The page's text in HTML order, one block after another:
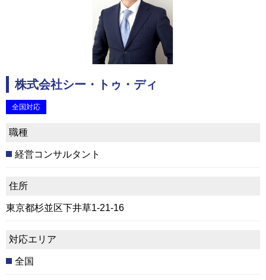
株式会社シー・トゥ・ディ
全国対応
職種
経営コンサルタント
住所
東京都杉並区下井草1-21-16
対応エリア
全国